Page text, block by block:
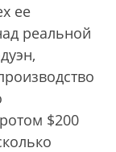
ее
реальной
$200